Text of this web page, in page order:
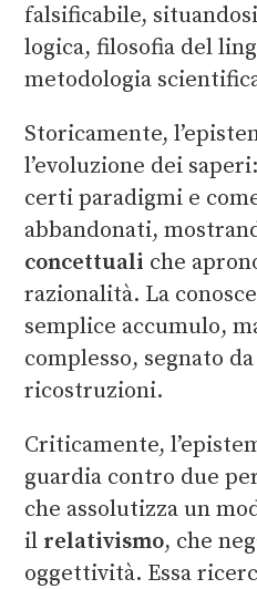
falsificabile,
logica, filosofia del
metodologia
Storicamente,
l’evoluzione dei
certi paradigmi e
abbandonati,
concettuali che
razionalità. La
semplice accumulo,
complesso, segnato
ricostruzioni.
Criticamente,
guardia contro due
che assolutizza un
il relativismo, che
oggettività. Essa